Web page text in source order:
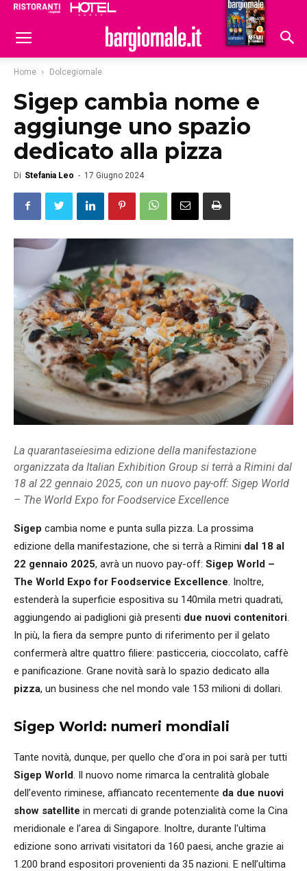
Hoteldomani
Home Dolcegiornale
Sigep cambia nome e
aggiunge uno spazio
dedicato alla pizza
Di Stefania Leo - 17 Giugno 2024
La quarantaseiesima edizione della manifestazione
organizzata da Italian Exhibition Group si terrà a Rimini dal
18 al 22 gennaio 2025, con un nuovo pay-off: Sigep World
– The World Expo for Foodservice Excellence
Sigep cambia nome e punta sulla pizza. La prossima
edizione della manifestazione, che si terrà a Rimini dal 18 al
22 gennaio 2025, avrà un nuovo pay-off: Sigep World –
The World Expo for Foodservice Excellence. Inoltre,
estenderà la superficie espositiva su 140mila metri quadrati,
aggiungendo ai padiglioni già presenti due nuovi contenitori.
In più, la fiera da sempre punto di riferimento per il gelato
confermerà altre quattro filiere: pasticceria, cioccolato, caffè
e panificazione. Grane novità sarà lo spazio dedicato alla
pizza, un business che nel mondo vale 153 milioni di dollari.
Sigep World: numeri mondiali
Tante novità, dunque, per quello che d'ora in poi sarà per tutti
Sigep World. Il nuovo nome rimarca la centralità globale
dell’evento riminese, affiancato recentemente da due nuovi
show satellite in mercati di grande potenzialità come la Cina
meridionale e l’area di Singapore. Inoltre, durante l'ultima
edizione sono arrivati visitatori da 160 paesi, anche grazie ai
1.200 brand espositori provenienti da 35 nazioni. E nell’ultima